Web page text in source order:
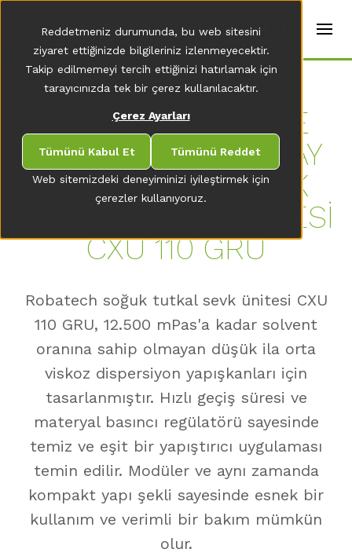
Web sitemizdeki deneyiminizi iyileştirmek için
çerezler kullanıyoruz.
Reddetmeniz durumunda, bu web sitesini
ziyaret ettiğinizde bilgileriniz izlenmeyecektir.
Takip edilmemeyi tercih ettiğinizi hatırlamak için
tarayıcınızda tek bir çerez kullanılacaktır.
Çerez Ayarları
Tümünü Kabul Et Tümünü Reddet
t
r
s
E
n
s
h
)
MAKSİMUM KALİTE
TALEPLERİ VE KOLAY
BAKIM İÇİN SOĞUK
TUTKAL SEVK ÜNİTESİ
CXU 110 GRU
Robatech soğuk tutkal sevk ünitesi CXU
110 GRU, 12.500 mPas'a kadar solvent
oranına sahip olmayan düşük ila orta
viskoz dispersiyon yapışkanları için
tasarlanmıştır. Hızlı geçiş süresi ve
materyal basıncı regülatörü sayesinde
temiz ve eşit bir yapıştırıcı uygulaması
temin edilir. Modüler ve aynı zamanda
kompakt yapı şekli sayesinde esnek bir
kullanım ve verimli bir bakım mümkün
olur.